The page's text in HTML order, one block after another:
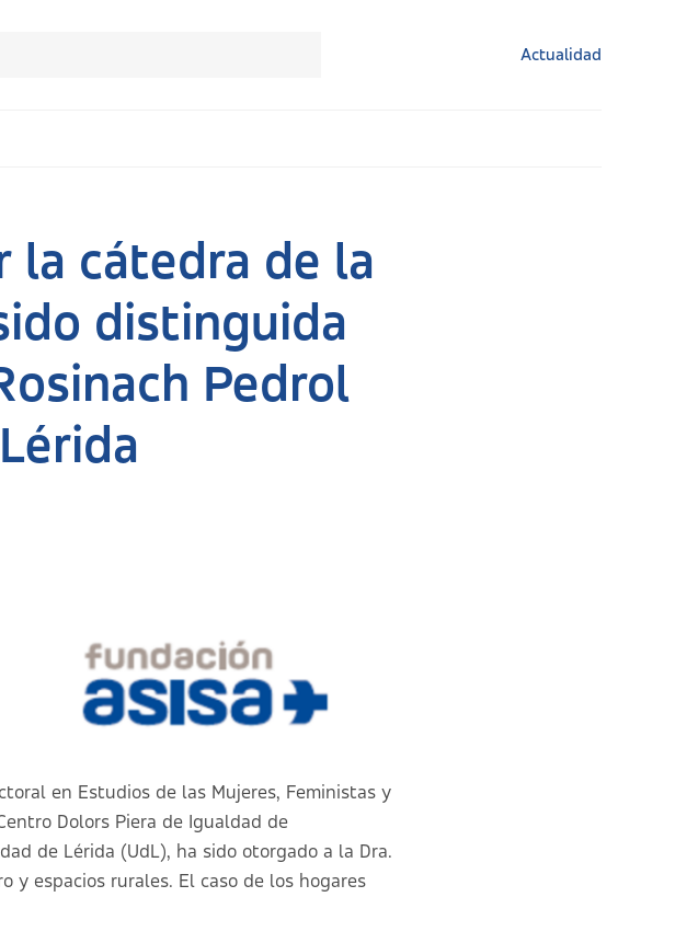
Actualidad
la cátedra de la
distinguida
Pedrol
en Estudios de las Mujeres, Feministas y
Dolors Piera de Igualdad de
de Lérida (UdL), ha sido otorgado a la Dra.
y espacios rurales. El caso de los hogares